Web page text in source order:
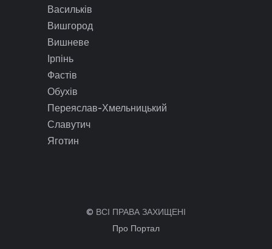
Васильків
Вишгород
Вишневе
Ірпінь
Фастів
Обухів
Переяслав-Хмельницький
Славутич
Яготин
© ВСІ ПРАВА ЗАХИЩЕНІ
Про Портал